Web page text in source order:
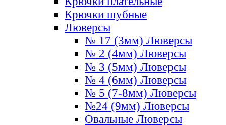
Крючки шубные
Люверсы
№ 17 (3мм) Люверсы
№ 2 (4мм) Люверсы
№ 3 (5мм) Люверсы
№ 4 (6мм) Люверсы
№ 5 (7-8мм) Люверсы
№24 (9мм) Люверсы
Овальные Люверсы